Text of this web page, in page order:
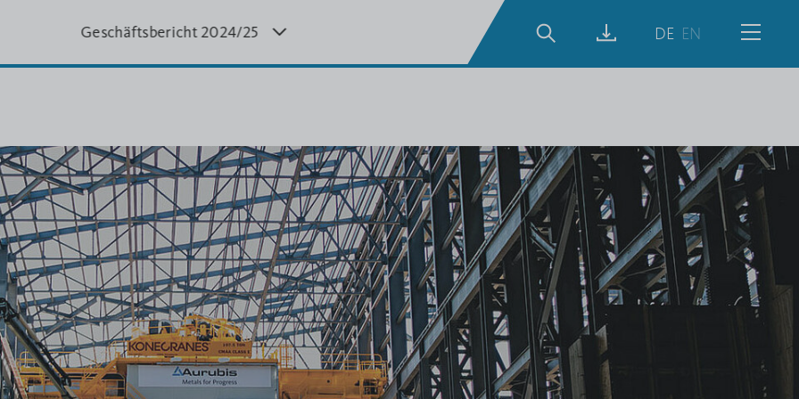
Geschäftsbericht 2024/25
Geschäftsbericht Geschäftsbericht
Suche DE EN